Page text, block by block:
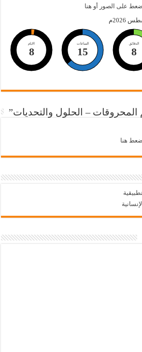
على الصور أو هنا
الايام
8
الساعات
15
الدقائق
8
المحروقات – الحلول والتحديات”
هنا